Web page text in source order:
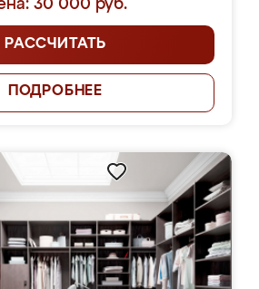
30 000 руб.
РАССЧИТАТЬ
ПОДРОБНЕЕ